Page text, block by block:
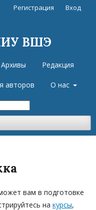
ВШЭ
Архивы Редакция
авторов О нас
Регистрация Вход
вам в подготовке
на курсы,